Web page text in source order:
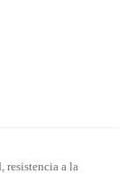
resistencia a la